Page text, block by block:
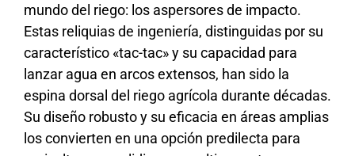
mundo del riego: los aspersores de impacto.
Estas reliquias de ingeniería, distinguidas por su
característico «tac-tac» y su capacidad para
lanzar agua en arcos extensos, han sido la
espina dorsal del riego agrícola durante décadas.
Su diseño robusto y su eficacia en áreas amplias
los convierten en una opción predilecta para